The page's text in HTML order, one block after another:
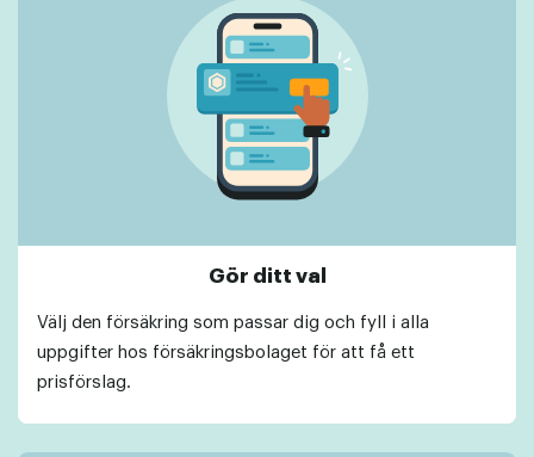
Gör ditt val
Välj den försäkring som passar dig och fyll i alla
uppgifter hos försäkringsbolaget för att få ett
prisförslag.